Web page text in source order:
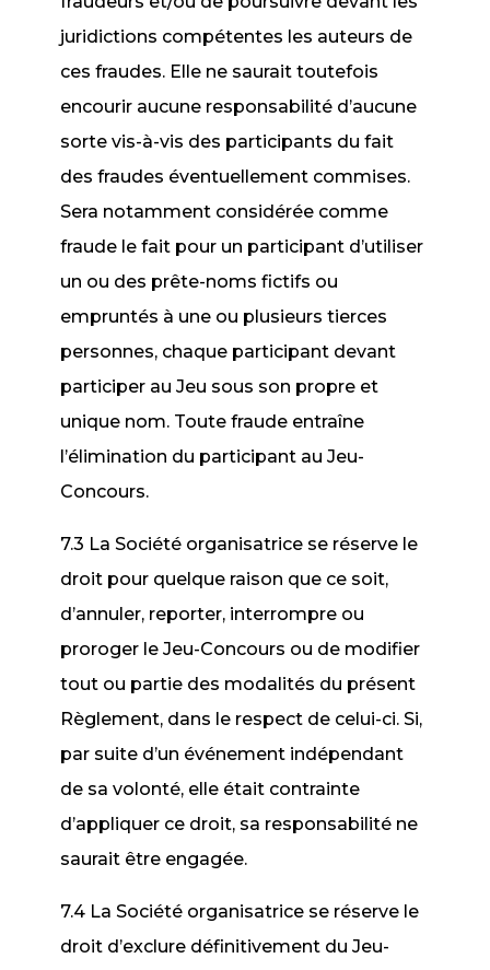
juridictions compétentes les auteurs de
ces fraudes. Elle ne saurait toutefois
encourir aucune responsabilité d’aucune
sorte vis-à-vis des participants du fait
des fraudes éventuellement commises.
Sera notamment considérée comme
fraude le fait pour un participant d’utiliser
un ou des prête-noms fictifs ou
empruntés à une ou plusieurs tierces
personnes, chaque participant devant
participer au Jeu sous son propre et
unique nom. Toute fraude entraîne
l’élimination du participant au Jeu-
Concours.
7.3 La Société organisatrice se réserve le
droit pour quelque raison que ce soit,
d’annuler, reporter, interrompre ou
proroger le Jeu-Concours ou de modifier
tout ou partie des modalités du présent
Règlement, dans le respect de celui-ci. Si,
par suite d’un événement indépendant
de sa volonté, elle était contrainte
d’appliquer ce droit, sa responsabilité ne
saurait être engagée.
7.4 La Société organisatrice se réserve le
droit d’exclure définitivement du Jeu-